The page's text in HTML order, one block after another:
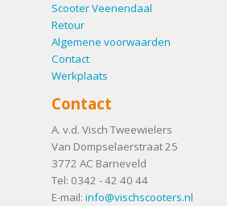
Scooter Veenendaal
Retour
Algemene voorwaarden
Contact
Werkplaats
Contact
A. v.d. Visch Tweewielers
Van Dompselaerstraat 25
3772 AC Barneveld
Tel: 0342 - 42 40 44
E-mail: info@vischscooters.nl